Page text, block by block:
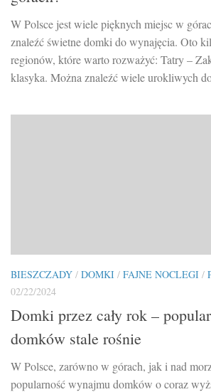
W Polsce jest wiele pięknych miejsc w
znaleźć świetne domki do wynajęcia. Oto
regionów, które warto rozważyć: Tatry –
klasyka. Można znaleźć wiele urokliwych
BIESZCZADY / DOMKI / FAJNE NOCLEGI /
02/22/2024
Domki przez cały rok –
domków stale rośnie
W Polsce, zarówno w górach, jak i nad
popularność wynajmu domków o coraz